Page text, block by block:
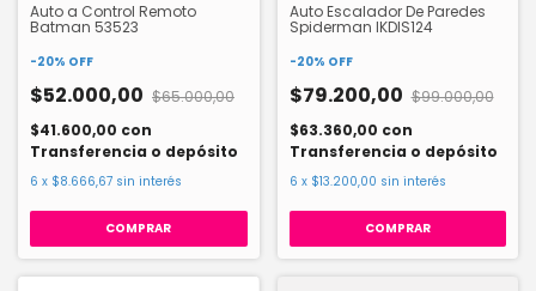
Auto a Control Remoto
Batman 53523
-20% OFF
$52.000,00 $65.000,00
$41.600,00 con
Transferencia o depósito
6 x $8.666,67 sin interés
Auto Escalador De Paredes
Spiderman IKDIS124
-20% OFF
$79.200,00 $99.000,00
$63.360,00 con
Transferencia o depósito
6 x $13.200,00 sin interés